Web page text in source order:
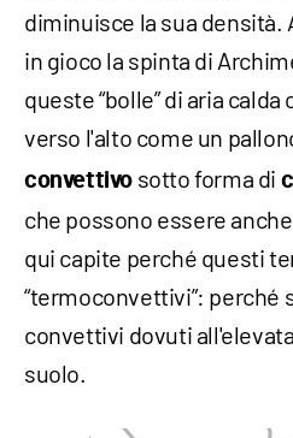
diminuisce la sua densità.
in gioco la spinta di
queste “bolle” di aria
verso l'alto come un
convettivo sotto forma di
che possono essere
qui capite perché questi
“termoconvettivi”: perché
convettivi dovuti
suolo.